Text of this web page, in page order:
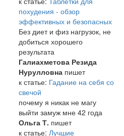
похудения - обзор
эффективных и безопасных
Без диет и физ нагрузок, не
добиться хорошего
результата
Галиахметова Резида
Нурулловна пишет
к статье: Гадание на себя со
свечой
почему я никак не магу
выйти замуж мне 42 года
Ольга Т. пишет
к статье: Лучшие